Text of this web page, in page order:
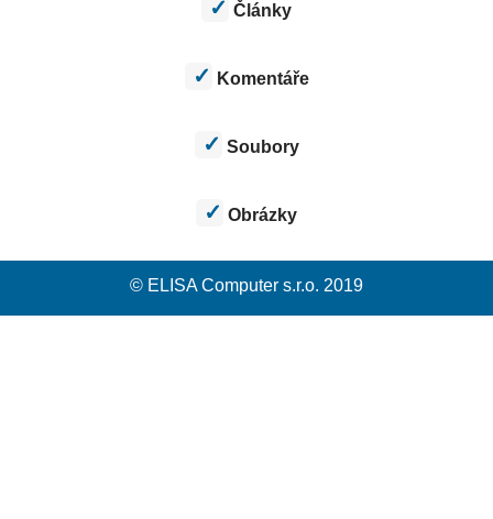
Články
Komentáře
Soubory
Obrázky
© ELISA Computer s.r.o. 2019